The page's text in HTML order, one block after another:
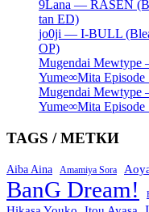
9Lana — RASEN
tan ED)
jo0ji — I-BULL
OP)
Mugendai Mewtype
Yume∞Mita Episode
Mugendai Mewtype
Yume∞Mita Episode
TAGS / МЕТКИ
Aiba Aina Amamiya Sora
BanG Dream!